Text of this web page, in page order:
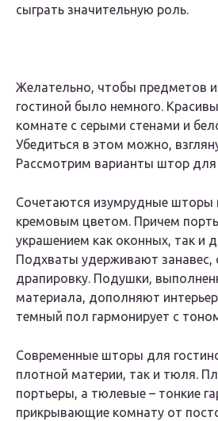
сыграть значительную роль.
Желательно, чтобы предметов
гостиной было немного.
комнате с серыми стенами и
Убедиться в этом можно,
Рассмотрим варианты штор для
Сочетаются изумрудные шторы
кремовым цветом. Причем
украшением как оконных, так и
Подхваты удерживают занавес,
драпировку. Подушки,
материала, дополняют
темный пол гармонирует с
Современные шторы для
плотной материи, так и тюля.
портьеры, а тюлевые – тонкие
прикрывающие комнату от